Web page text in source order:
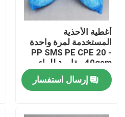
مسكن
منتجات
معلومات عنا
أغطية الأحذية
المستخدمة لمرة واحدة
PP SMS PE CPE 20 -
40gsm مقاومة للماء
100pcs / كيس
إرسال استفسار